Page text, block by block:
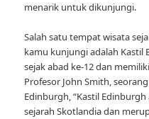
menarik untuk dikunjungi.
Salah satu tempat wisata
kamu kunjungi adalah Kastil
sejak abad ke-12 dan
Profesor John Smith,
Edinburgh, “Kastil
sejarah Skotlandia dan